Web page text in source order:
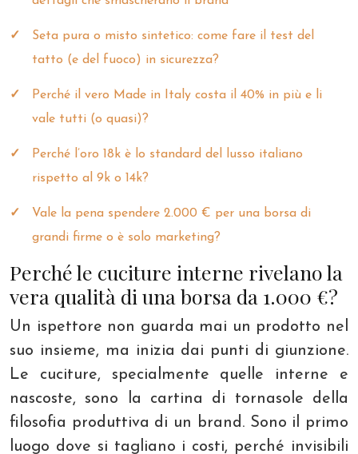
Seta pura o misto sintetico: come fare il test del
tatto (e del fuoco) in sicurezza?
Perché il vero Made in Italy costa il 40% in più e li
vale tutti (o quasi)?
Perché l’oro 18k è lo standard del lusso italiano
rispetto al 9k o 14k?
Vale la pena spendere 2.000 € per una borsa di
grandi firme o è solo marketing?
Perché le cuciture interne rivelano la
vera qualità di una borsa da 1.000 €?
Un ispettore non guarda mai un prodotto nel
suo insieme, ma inizia dai punti di giunzione.
Le cuciture, specialmente quelle interne e
nascoste, sono la cartina di tornasole della
filosofia produttiva di un brand. Sono il primo
luogo dove si tagliano i costi, perché invisibili